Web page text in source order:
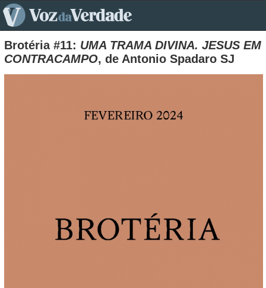
Brotéria #11: UMA TRAMA DIVINA. JESUS EM
CONTRACAMPO, de Antonio Spadaro SJ